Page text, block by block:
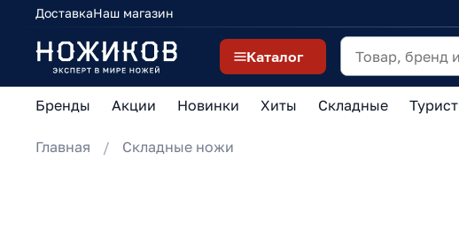
ДоставкаНаш магазин
Каталог
Бренды Акции Новинки Хиты Складные
Главная Складные ножи